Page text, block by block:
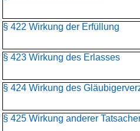
§ 422 Wirkung der Erfüllung
§ 423 Wirkung des Erlasses
§ 424 Wirkung des
§ 425 Wirkung anderer